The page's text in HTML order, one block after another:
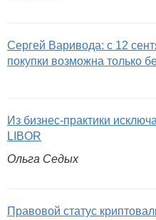
Сергей Варивода: с 12
покупки возможна только
Из бизнес-практики
LIBOR
Ольга Седых
Правовой статус